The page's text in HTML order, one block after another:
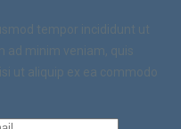
tempor incididunt ut
ad minim veniam, quis
ut aliquip ex ea commodo